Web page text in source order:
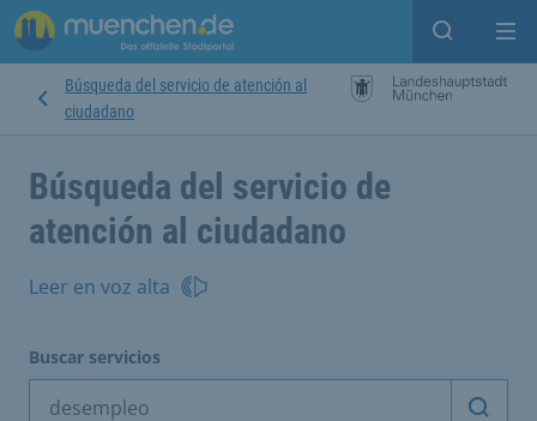
Open
Búsqueda del servicio de atención al
ciudadano
Búsqueda del servicio de
atención al ciudadano
Leer en voz alta
Buscar servicios